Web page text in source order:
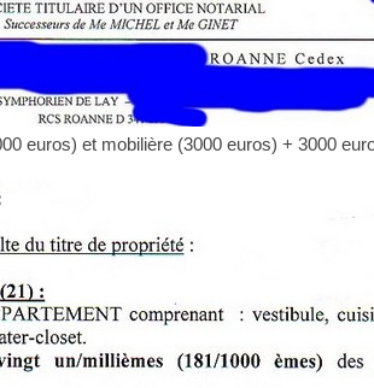
euros) et mobilière (3000 euros) + 3000